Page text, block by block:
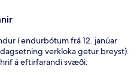
í endurbótum frá 12. janúar
verkloka getur breyst).
á eftirfarandi svæði: